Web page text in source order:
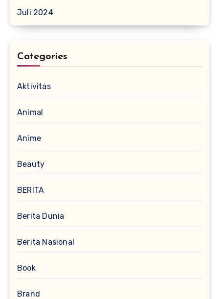
Juli 2024
Categories
Aktivitas
Animal
Anime
Beauty
BERITA
Berita Dunia
Berita Nasional
Book
Brand